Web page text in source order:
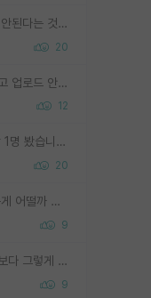
그런 곳에 석사를 가면 더더욱 안된다는 것을 깨달으시면 된겁니다!
20
그냥 랩실 홈페이지 관리 안하고 업로드 안한거 아님?
12
서성한 박사로 교수 된 사람 딱 1명 봤습니다. 근데 지방대 박사로 교수된 거는 기적이 일어나야되요. 서성한 학부부터여도 빡센게 교수임용일텐데 지방대박사로 무슨 교수가 되나요...... 중소기업/중견기업 팀장급/연구소장급이나 될거 같네요.
20
옮기시려면 미국박사로 가시는게 어떨까 싶네요. 교수가 꿈이면 미국박사 하고 미국교수 까지 같이 노리시는게 기회가 많지 않을까요?
9
교수 뽑는데 출신 학교는 생각보다 그렇게 안 봄. 앞으로는 더 안 보게 될거임. 박사는 어디서 진행해도 됨. 단, 제대로 쌓고 좋은 실적 만들 수 있다면. 그런데 지방대는 그럴 가능성이 지극히 낮음. 나만 열심히 잘 하면 된다? 인간은 주변 환경에 지배되는 나약한 존재임. 주변의 지방대 대학원생과 섞이고 지방 특유의 여유로움 또는 나쁘게 얘기해서 나태함에 젖어 살다보면 교수의 꿈 자체를 잊어버리게 될 가능성도 있음. 주변 환경이 70~80%임.
9